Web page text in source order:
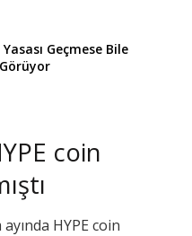
Geçmese Bile
coin
HYPE coin